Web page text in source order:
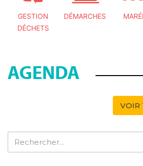
GESTION
DÉCHETS
DÉMARCHES
AGENDA
VOIR